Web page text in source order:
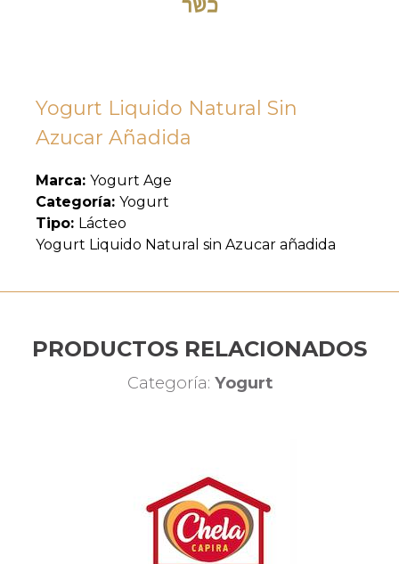
Yogurt Liquido Natural Sin
Azucar Añadida
Marca: Yogurt Age
Categoría: Yogurt
Tipo: Lácteo
Yogurt Liquido Natural sin Azucar añadida
PRODUCTOS RELACIONADOS
Categoría: Yogurt